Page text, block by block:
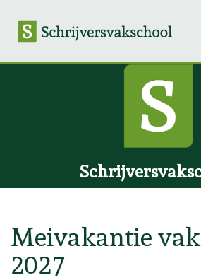
Meivakantie
2027